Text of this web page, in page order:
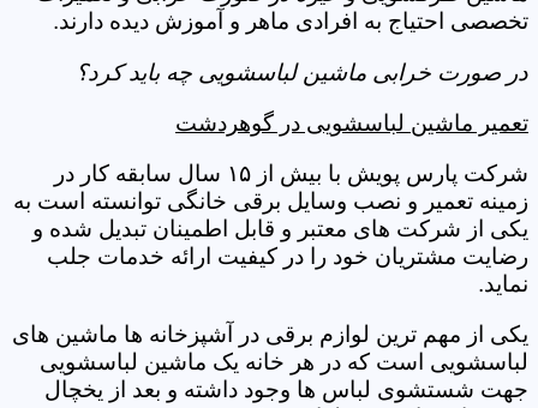
تخصصی احتیاج به افرادی ماهر و آموزش دیده دارند.
در صورت خرابی ماشین لباسشویی چه باید کرد؟
تعمیر ماشین لباسشویی در گوهردشت
شرکت پارس پویش با بیش از ۱۵ سال سابقه کار در
زمینه تعمیر و نصب وسایل برقی خانگی توانسته است به
یکی از شرکت های معتبر و قابل اطمینان تبدیل شده و
رضایت مشتریان خود را در کیفیت ارائه خدمات جلب
نماید.
یکی از مهم ترین لوازم برقی در آشپزخانه ها ماشین های
لباسشویی است که در هر خانه یک ماشین لباسشویی
جهت شستشوی لباس ها وجود داشته و بعد از یخچال